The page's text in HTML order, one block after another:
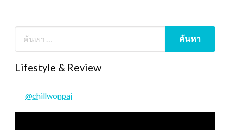
Lifestyle & Review
@chillwonpai